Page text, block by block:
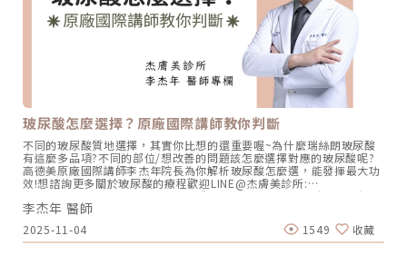
玻尿酸怎麼選擇？原廠國際講師教你判斷
不同的玻尿酸質地選擇，其實你比想的還重要喔~為什麼瑞絲朗玻尿酸
有這麼多品項?不同的部位/想改善的問題該怎麼選擇對應的玻尿酸呢?
高德美原廠國際講師李杰年院長為你解析玻尿酸怎麼選，能發揮最大功
效!想諮詢更多關於玻尿酸的療程歡迎LINE@杰膚美診所:
https://page.line.me/xhc2941b重點摘要：00:11 玻尿酸作用介紹
00:47 玻尿酸分為三大類型02:09 迷思一、玻尿酸打哪裡都可以？
02:36 迷思二、打完下巴蘋果肌看起來怪怪的？03:30 迷思三、臉部鬆
弛只能做拉皮嗎？05:00 總結LINE官方帳號一對一咨詢👉
https://reurl.cc/x3EQZN歡迎訂閱我的頻道👉
李杰年 醫師
2025-11-04 1549 收藏